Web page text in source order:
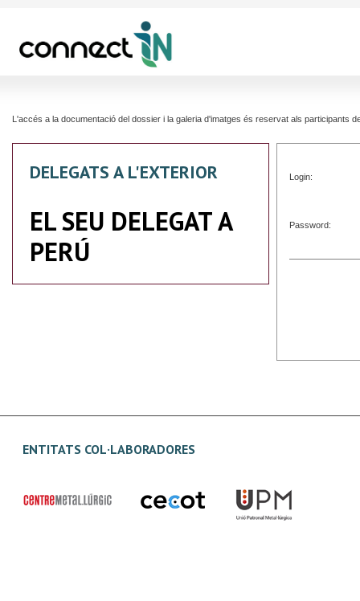
L'accés a la documentació del dossier i la galeria d'imatges és reservat als participants
DELEGATS A L'EXTERIOR
EL SEU DELEGAT A
PERÚ
Login:
Password:
ENTITATS COL·LABORADORES